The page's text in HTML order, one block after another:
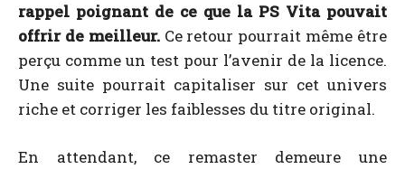
rappel poignant de ce que la PS Vita pouvait
offrir de meilleur.Ce retour pourrait même être
perçu comme un test pour l’avenir de la licence.
Une suite pourrait capitaliser sur cet univers
riche et corriger les faiblesses du titre original.
En attendant, ce remaster demeure une